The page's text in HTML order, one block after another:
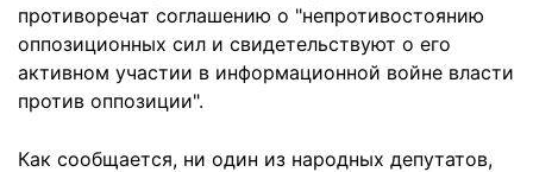
противоречат соглашению о "непротивостоянию
оппозиционных сил и свидетельствуют о его
активном участии в информационной войне власти
против оппозиции".
Как сообщается, ни один из народных депутатов,